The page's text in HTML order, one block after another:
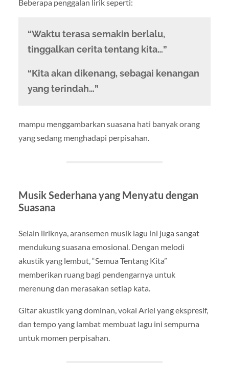
Beberapa penggalan lirik seperti:
“Waktu terasa semakin berlalu,
tinggalkan cerita tentang kita…”
“Kita akan dikenang, sebagai kenangan
yang terindah…”
mampu menggambarkan suasana hati banyak orang
yang sedang menghadapi perpisahan.
Musik Sederhana yang Menyatu dengan
Suasana
Selain liriknya, aransemen musik lagu ini juga sangat
mendukung suasana emosional. Dengan melodi
akustik yang lembut, “Semua Tentang Kita”
memberikan ruang bagi pendengarnya untuk
merenung dan merasakan setiap kata.
Gitar akustik yang dominan, vokal Ariel yang ekspresif,
dan tempo yang lambat membuat lagu ini sempurna
untuk momen perpisahan.